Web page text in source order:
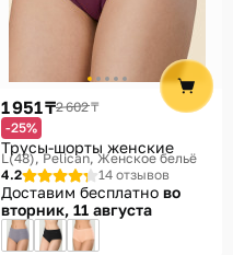
1 951 ₸2 602 ₸
-25%
Трусы-шорты женские
L(48) Pelican, Женское бельё
4.2
14 отзывов
Доставим бесплатно во
вторник, 11 августа